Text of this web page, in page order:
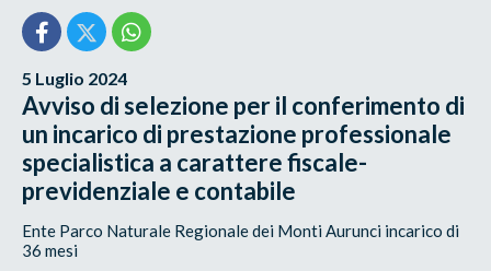
5 Luglio 2024
Avviso di selezione per il conferimento di
un incarico di prestazione professionale
specialistica a carattere fiscale-
previdenziale e contabile
Ente Parco Naturale Regionale dei Monti Aurunci incarico di
36 mesi